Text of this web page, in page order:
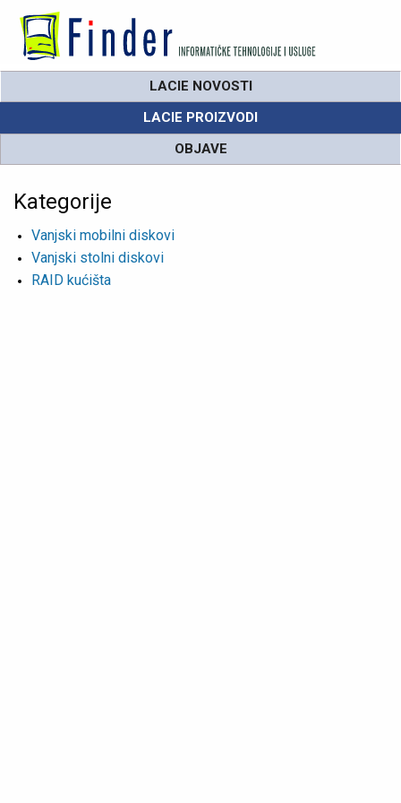
LACIE NOVOSTI
LACIE PROIZVODI
OBJAVE
Kategorije
Vanjski mobilni diskovi
Vanjski stolni diskovi
RAID kućišta